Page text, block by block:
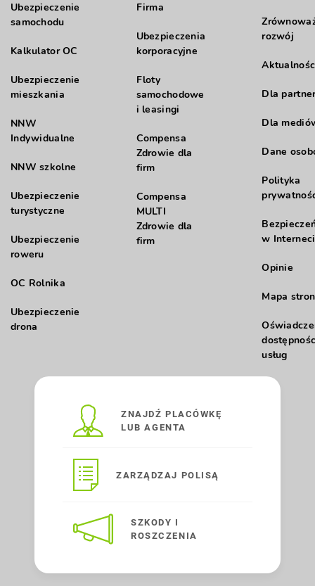
Ubezpieczenie
samochodu
Kalkulator OC
Ubezpieczenie
mieszkania
NNW
Indywidualne
NNW szkolne
Ubezpieczenie
turystyczne
Ubezpieczenie
roweru
OC Rolnika
Ubezpieczenie
drona
Firma
Ubezpieczenia
korporacyjne
Floty
samochodowe
i leasingi
Compensa
Zdrowie dla
firm
Compensa
MULTI
Zdrowie dla
firm
rozwój
Dla
Dla
Dane
Polityka
w
Opinie
Mapa
usług
ZNAJDŹ PLACÓWKĘ
LUB AGENTA
ZARZĄDZAJ POLISĄ
SZKODY I
ROSZCZENIA